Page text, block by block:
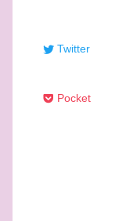
Twitter
Pocket